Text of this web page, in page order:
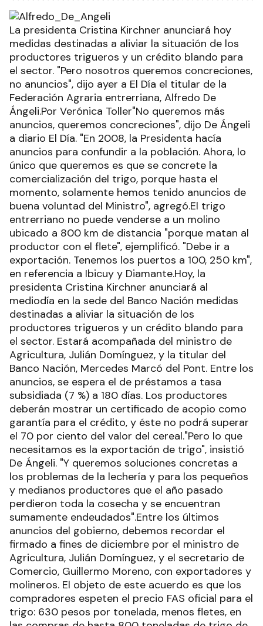
La presidenta Cristina Kirchner anunciará hoy
medidas destinadas a aliviar la situación de los
productores trigueros y un crédito blando para
el sector. "Pero nosotros queremos concreciones,
no anuncios", dijo ayer a El Día el titular de la
Federación Agraria entrerriana, Alfredo De
Ángeli.Por Verónica Toller"No queremos más
anuncios, queremos concreciones", dijo De Ángeli
a diario El Día. "En 2008, la Presidenta hacía
anuncios para confundir a la población. Ahora, lo
único que queremos es que se concrete la
comercialización del trigo, porque hasta el
momento, solamente hemos tenido anuncios de
buena voluntad del Ministro", agregó.El trigo
entrerriano no puede venderse a un molino
ubicado a 800 km de distancia "porque matan al
productor con el flete", ejemplificó. "Debe ir a
exportación. Tenemos los puertos a 100, 250 km",
en referencia a Ibicuy y Diamante.Hoy, la
presidenta Cristina Kirchner anunciará al
mediodía en la sede del Banco Nación medidas
destinadas a aliviar la situación de los
productores trigueros y un crédito blando para
el sector. Estará acompañada del ministro de
Agricultura, Julián Domínguez, y la titular del
Banco Nación, Mercedes Marcó del Pont. Entre los
anuncios, se espera el de préstamos a tasa
subsidiada (7 %) a 180 días. Los productores
deberán mostrar un certificado de acopio como
garantía para el crédito, y éste no podrá superar
el 70 por ciento del valor del cereal."Pero lo que
necesitamos es la exportación de trigo", insistió
De Ángeli. "Y queremos soluciones concretas a
los problemas de la lechería y para los pequeños
y medianos productores que el año pasado
perdieron toda la cosecha y se encuentran
sumamente endeudados".Entre los últimos
anuncios del gobierno, debemos recordar el
firmado a fines de diciembre por el ministro de
Agricultura, Julián Domínguez, y el secretario de
Comercio, Guillermo Moreno, con exportadores y
molineros. El objeto de este acuerdo es que los
compradores espeten el precio FAS oficial para el
trigo: 630 pesos por tonelada, menos fletes, en